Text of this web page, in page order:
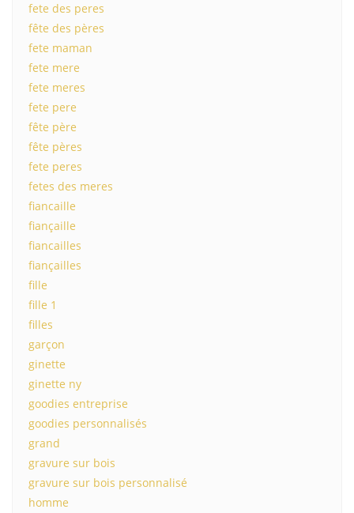
fete des peres
fête des pères
fete maman
fete mere
fete meres
fete pere
fête père
fête pères
fete peres
fetes des meres
fiancaille
fiançaille
fiancailles
fiançailles
fille
fille 1
filles
garçon
ginette
ginette ny
goodies entreprise
goodies personnalisés
grand
gravure sur bois
gravure sur bois personnalisé
homme